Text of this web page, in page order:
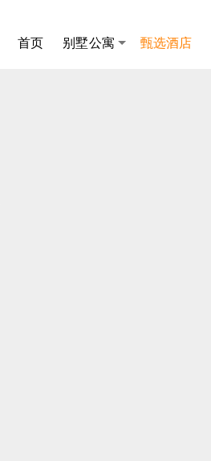
首页 别墅公寓 甄选酒店